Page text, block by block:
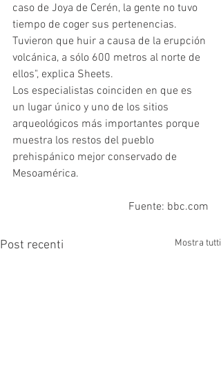
caso de Joya de Cerén, la gente no tuvo
tiempo de coger sus pertenencias.
Tuvieron que huir a causa de la erupción
volcánica, a sólo 600 metros al norte de
ellos", explica Sheets.
Los especialistas coinciden en que es
un lugar único y uno de los sitios
arqueológicos más importantes porque
muestra los restos del pueblo
prehispánico mejor conservado de
Mesoamérica.
Fuente: bbc.com
Post recenti Mostra tutti